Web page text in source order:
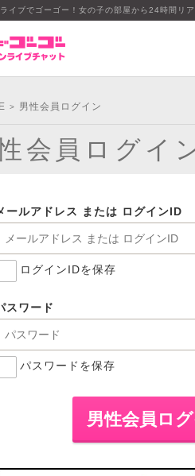
イブでゴーゴー！女の子の部屋から24時間リ
> 男性会員ログイン
会員ログイ
ールアドレス または ログインID
ログインIDを保存
スワード
パスワードを保存